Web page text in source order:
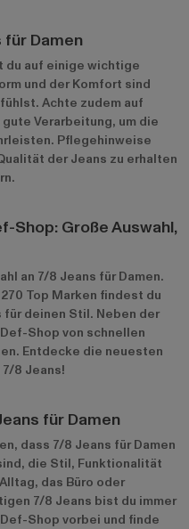
Damen
du auf einige wichtige
und der Komfort sind
Achte zudem auf
Verarbeitung, um die
Pflegehinweise
der Jeans zu erhalten
Shop: Große Auswahl,
an 7/8 Jeans für Damen.
Top Marken findest du
deinen Stil. Neben der
Shop von schnellen
Entdecke die neuesten
8 Jeans!
für Damen
dass 7/8 Jeans für Damen
die Stil, Funktionalität
das Büro oder
7/8 Jeans bist du immer
Shop vorbei und finde